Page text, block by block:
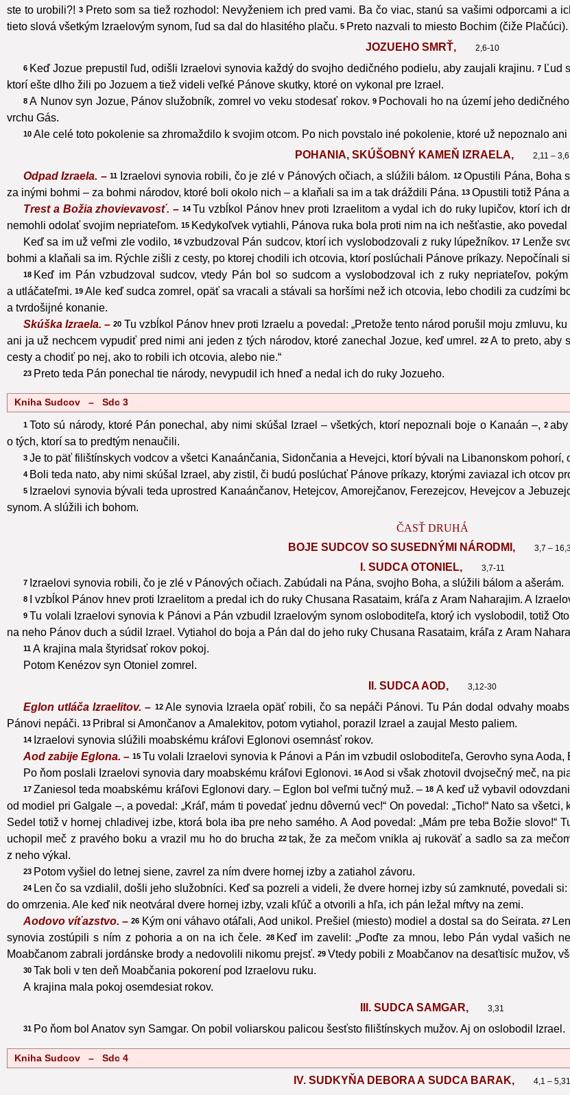
ste to urobili?! 3 Preto som sa tiež rozhodol: Nevyženiem ich pred vami. Ba čo viac, stanú sa vašimi odporcami a
tieto slová všetkým Izraelovým synom, ľud sa dal do hlasitého plaču. 5 Preto nazvali to miesto Bochim (čiže
JOZUEHO SMRŤ,
2,6-10
6 Keď Jozue prepustil ľud, odišli Izraelovi synovia každý do svojho dedičného podielu, aby zaujali krajinu. 7 Ľud
ktorí ešte dlho žili po Jozuem a tiež videli veľké Pánove skutky, ktoré on vykonal pre Izrael.
8 A Nunov syn Jozue, Pánov služobník, zomrel vo veku stodesať rokov. 9 Pochovali ho na území jeho
vrchu Gás.
10 Ale celé toto pokolenie sa zhromaždilo k svojim otcom. Po nich povstalo iné pokolenie, ktoré už nepoznalo
POHANIA, SKÚŠOBNÝ KAMEŇ IZRAELA,
2,11 – 3,6
Odpad Izraela. –11 Izraelovi synovia robili, čo je zlé v Pánových očiach, a slúžili bálom. 12 Opustili Pána, Boha
za inými bohmi – za bohmi národov, ktoré boli okolo nich – a klaňali sa im a tak dráždili Pána. 13 Opustili totiž Pána
Trest a Božia zhovievavosť. – 14 Tu vzbĺkol Pánov hnev proti Izraelitom a vydal ich do ruky lupičov, ktorí ich
nemohli odolať svojim nepriateľom. 15 Kedykoľvek vytiahli, Pánova ruka bola proti nim na ich nešťastie, ako
Keď sa im už veľmi zle vodilo, 16 vzbudzoval Pán sudcov, ktorí ich vyslobodzovali z ruky lúpežníkov. 17 Lenže
bohmi a klaňali sa im. Rýchle zišli z cesty, po ktorej chodili ich otcovia, ktorí poslúchali Pánove príkazy. Nepočínali
18 Keď im Pán vzbudzoval sudcov, vtedy Pán bol so sudcom a vyslobodzoval ich z ruky nepriateľov,
a utláčateľmi. 19 Ale keď sudca zomrel, opäť sa vracali a stávali sa horšími než ich otcovia, lebo chodili za cudzími
a tvrdošijné konanie.
Skúška Izraela. –20 Tu vzbĺkol Pánov hnev proti Izraelu a povedal: „Pretože tento národ porušil moju zmluvu,
ani ja už nechcem vypudiť pred nimi ani jeden z tých národov, ktoré zanechal Jozue, keď umrel. 22 A to preto, aby
cesty a chodiť po nej, ako to robili ich otcovia, alebo nie.“
23 Preto teda Pán ponechal tie národy, nevypudil ich hneď a nedal ich do ruky Jozueho.
Kniha Sudcov – Sdc 3
1 Toto sú národy, ktoré Pán ponechal, aby nimi skúšal Izrael – všetkých, ktorí nepoznali boje o Kanaán –, 2
o tých, ktorí sa to predtým nenaučili.
3 Je to päť filištínskych vodcov a všetci Kanaánčania, Sidončania a Hevejci, ktorí bývali na Libanonskom pohorí,
4 Boli teda nato, aby nimi skúšal Izrael, aby zistil, či budú poslúchať Pánove príkazy, ktorými zaviazal ich otcov
5 Izraelovi synovia bývali teda uprostred Kanaánčanov, Hetejcov, Amorejčanov, Ferezejcov, Hevejcov a
synom. A slúžili ich bohom.
ČASŤ DRUHÁ
BOJE SUDCOV SO SUSEDNÝMI NÁRODMI,
3,7 –
I. SUDCA OTONIEL, 3,7-11
7 Izraelovi synovia robili, čo je zlé v Pánových očiach. Zabúdali na Pána, svojho Boha, a slúžili bálom a ašerám.
8 I vzbĺkol Pánov hnev proti Izraelitom a predal ich do ruky Chusana Rasataim, kráľa z Aram Naharajim. A
9 Tu volali Izraelovi synovia k Pánovi a Pán vzbudil Izraelovým synom osloboditeľa, ktorý ich vyslobodil, totiž
na neho Pánov duch a súdil Izrael. Vytiahol do boja a Pán dal do jeho ruky Chusana Rasataim, kráľa z Aram
11 A krajina mala štyridsať rokov pokoj.
Potom Kenézov syn Otoniel zomrel.
II. SUDCA AOD,
3,12-30
Eglon utláča Izraelitov. – 12 Ale synovia Izraela opäť robili, čo sa nepáči Pánovi. Tu Pán dodal odvahy
Pánovi nepáči. 13 Pribral si Amončanov a Amalekitov, potom vytiahol, porazil Izrael a zaujal Mesto paliem.
14 Izraelovi synovia slúžili moabskému kráľovi Eglonovi osemnásť rokov.
Aod zabije Eglona. – 15 Tu volali Izraelovi synovia k Pánovi a Pán im vzbudil osloboditeľa, Gerovho syna
Po ňom poslali Izraelovi synovia dary moabskému kráľovi Eglonovi. 16 Aod si však zhotovil dvojsečný meč, na
17 Zaniesol teda moabskému kráľovi Eglonovi dary. – Eglon bol veľmi tučný muž. – 18 A keď už vybavil
od modiel pri Galgale –, a povedal: „Kráľ, mám ti povedať jednu dôvernú vec!“ On povedal: „Ticho!“ Nato sa
Sedel totiž v hornej chladivej izbe, ktorá bola iba pre neho samého. A Aod povedal: „Mám pre teba Božie slovo!“
uchopil meč z pravého boku a vrazil mu ho do brucha 22 tak, že za mečom vnikla aj rukoväť a sadlo sa za
z neho výkal.
23 Potom vyšiel do letnej siene, zavrel za ním dvere hornej izby a zatiahol závoru.
24 Len čo sa vzdialil, došli jeho služobníci. Keď sa pozreli a videli, že dvere hornej izby sú zamknuté, povedali
do omrzenia. Ale keď nik neotváral dvere hornej izby, vzali kľúč a otvorili a hľa, ich pán ležal mŕtvy na zemi.
Aodovo víťazstvo. –26 Kým oni váhavo otáľali, Aod unikol. Prešiel (miesto) modiel a dostal sa do Seirata. 27
synovia zostúpili s ním z pohoria a on na ich čele.
28 Keď im zavelil: „Poďte za mnou, lebo Pán vydal vašich
Moabčanom zabrali jordánske brody a nedovolili nikomu prejsť. 29 Vtedy pobili z Moabčanov na desaťtisíc mužov,
30 Tak boli v ten deň Moabčania pokorení pod Izraelovu ruku.
A krajina mala pokoj osemdesiat rokov.
III. SUDCA SAMGAR,
3,31
31 Po ňom bol Anatov syn Samgar. On pobil voliarskou palicou šesťsto filištínskych mužov. Aj on oslobodil Izrael.
Kniha Sudcov – Sdc 4
IV. SUDKYŇA DEBORA A SUDCA BARAK, 4,1 – 5,31